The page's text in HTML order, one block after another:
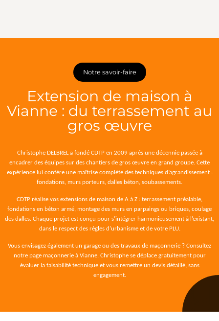
Notre savoir-faire
Extension de maison à
Vianne : du terrassement au
gros œuvre
Christophe DELBREL a fondé CDTP en 2009 après une décennie passée à
encadrer des équipes sur des chantiers de gros œuvre en grand groupe. Cette
expérience lui confère une maîtrise complète des techniques d’agrandissement :
fondations, murs porteurs, dalles béton, soubassements.
CDTP réalise vos extensions de maison de A à Z : terrassement préalable,
fondations en béton armé, montage des murs en parpaings ou briques, coulage
des dalles. Chaque projet est conçu pour s’intégrer harmonieusement à l’existant,
dans le respect des règles d’urbanisme et de votre PLU.
Vous envisagez également un garage ou des travaux de maçonnerie ? Consultez
notre page maçonnerie à Vianne. Christophe se déplace gratuitement pour
évaluer la faisabilité technique et vous remettre un devis détaillé, sans
engagement.